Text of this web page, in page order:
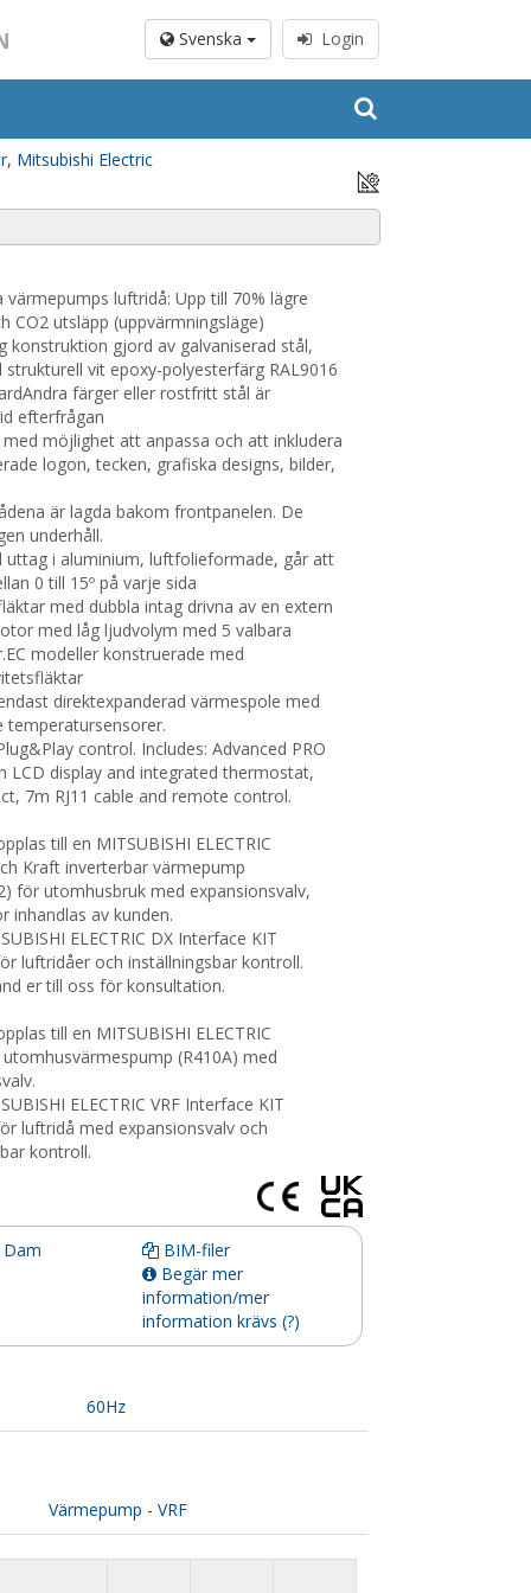
Svenska Login
Mitsubishi Electric
värmepumps luftridå: Upp till 70% lägre
CO2 utsläpp (uppvärmningsläge)
konstruktion gjord av galvaniserad stål,
strukturell vit epoxy-polyesterfärg RAL9016
färger eller rostfritt stål är
efterfrågan
möjlighet att anpassa och att inkludera
logon, tecken, grafiska designs, bilder,
är lagda bakom frontpanelen. De
underhåll.
uttag i aluminium, luftfolieformade, går att
0 till 15º på varje sida
med dubbla intag drivna av en extern
med låg ljudvolym med 5 valbara
modeller konstruerade med
direktexpanderad värmespole med
temperatursensorer.
control. Includes: Advanced PRO
LCD display and integrated thermostat,
7m RJ11 cable and remote control.
till en MITSUBISHI ELECTRIC
Kraft inverterbar värmepump
för utomhusbruk med expansionsvalv,
inhandlas av kunden.
ELECTRIC DX Interface KIT
luftridåer och inställningsbar kontroll.
er till oss för konsultation.
till en MITSUBISHI ELECTRIC
(R410A) med
ELECTRIC VRF Interface KIT
luftridå med expansionsvalv och
kontroll.
BIM-filer
Begär mer
information/mer
information krävs (?)
60Hz
Värmepump - VRF